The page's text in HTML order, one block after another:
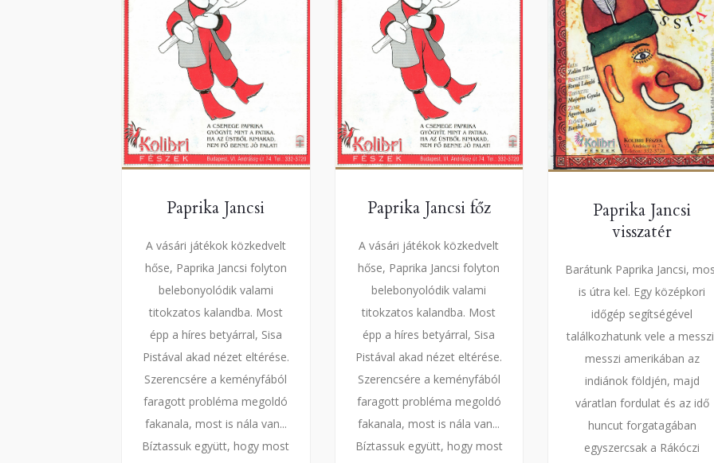
Paprika Jancsi
A vásári játékok közkedvelt
hőse, Paprika Jancsi folyton
belebonyolódik valami
titokzatos kalandba. Most
épp a híres betyárral, Sisa
Pistával akad nézet eltérése.
Szerencsére a keményfából
faragott probléma megoldó
fakanala, most is nála van...
Bíztassuk együtt, hogy most
Paprika Jancsi főz
A vásári játékok közkedvelt
hőse, Paprika Jancsi folyton
belebonyolódik valami
titokzatos kalandba. Most
épp a híres betyárral, Sisa
Pistával akad nézet eltérése.
Szerencsére a keményfából
faragott probléma megoldó
fakanala, most is nála van...
Bíztassuk együtt, hogy most
Paprika Jancsi
visszatér
Barátunk Paprika Jancsi,
is útra kel. Egy középkori
időgép segítségével
találkozhatunk vele a
messzi amerikában az
indiánok földjén, majd
váratlan fordulat és az idő
huncut forgatagában
egyszercsak a Rákóczi